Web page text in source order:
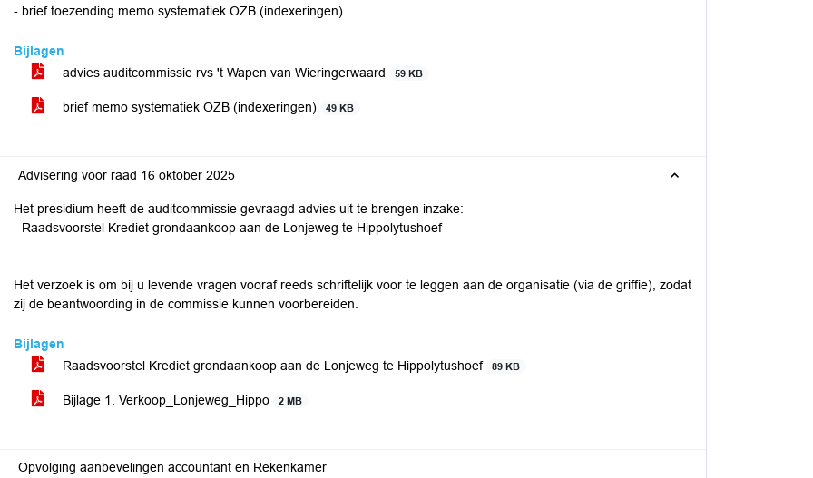
- brief toezending memo systematiek OZB (indexeringen)
Bijlagen
advies auditcommissie rvs 't Wapen van Wieringerwaard
59 KB
brief memo systematiek OZB (indexeringen) 49 KB
Advisering voor raad 16 oktober 2025
Het presidium heeft de auditcommissie gevraagd advies uit te brengen inzake:
- Raadsvoorstel Krediet grondaankoop aan de Lonjeweg te Hippolytushoef
Het verzoek is om bij u levende vragen vooraf reeds schriftelijk voor te leggen aan de organisatie (via de griffie), zodat
zij de beantwoording in de commissie kunnen voorbereiden.
Bijlagen
Raadsvoorstel Krediet grondaankoop aan de Lonjeweg te Hippolytushoef
89 KB
Bijlage 1. Verkoop_Lonjeweg_Hippo 2 MB
Opvolging aanbevelingen accountant en Rekenkamer